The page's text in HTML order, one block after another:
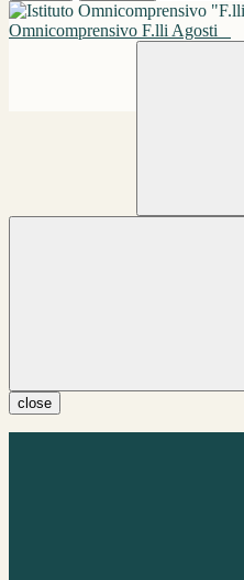
Omnicomprensivo F.lli Agosti
close